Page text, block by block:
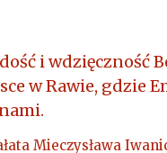
i wdzięczność
w Rawie, gdzie
Mieczysława